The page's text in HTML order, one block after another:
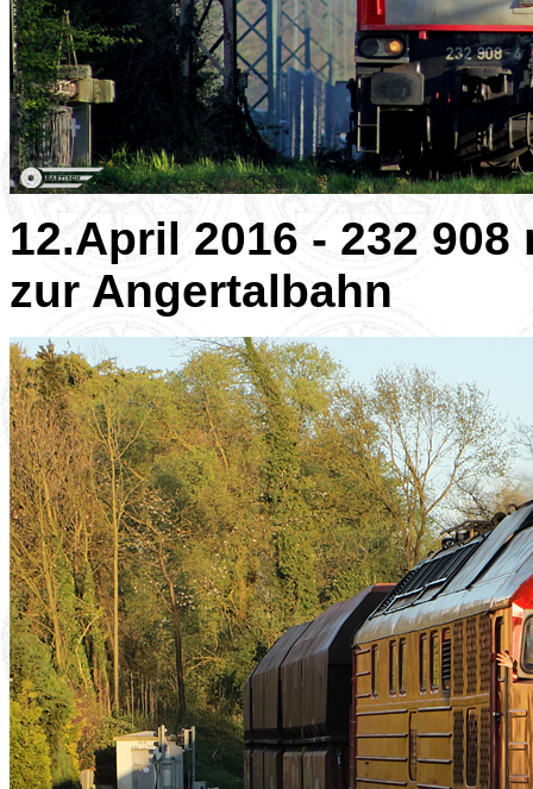
12.April 2016 - 232
zur Angertalbahn